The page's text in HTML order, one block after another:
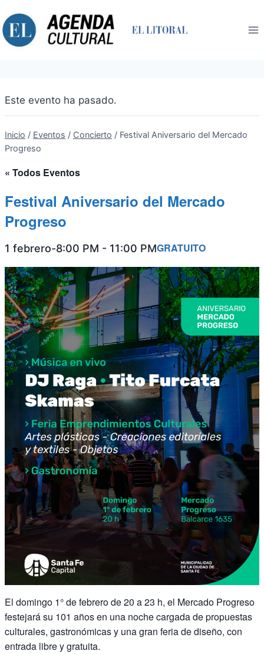
al
contenido
Este evento ha pasado.
Inicio / Eventos / Concierto / Festival Aniversario del Mercado
Progreso
« Todos Eventos
Festival Aniversario del Mercado
Progreso
1 febrero-8:00 PM - 11:00 PMGRATUITO
El domingo 1° de febrero de 20 a 23 h, el Mercado Progreso
festejará su 101 años en una noche cargada de propuestas
culturales, gastronómicas y una gran feria de diseño, con
entrada libre y gratuita.